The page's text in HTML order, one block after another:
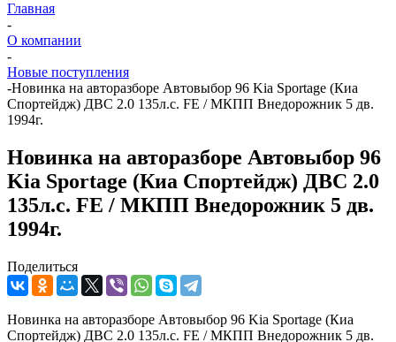
Главная
-
О компании
-
Новые поступления
-Новинка на авторазборе Автовыбор 96 Kia Sportage (Киа
Спортейдж) ДВС 2.0 135л.с. FE / МКПП Внедорожник 5 дв.
1994г.
Новинка на авторазборе Автовыбор 96
Kia Sportage (Киа Спортейдж) ДВС 2.0
135л.с. FE / МКПП Внедорожник 5 дв.
1994г.
Поделиться
Новинка на авторазборе Автовыбор 96 Kia Sportage (Киа
Спортейдж) ДВС 2.0 135л.с. FE / МКПП Внедорожник 5 дв.